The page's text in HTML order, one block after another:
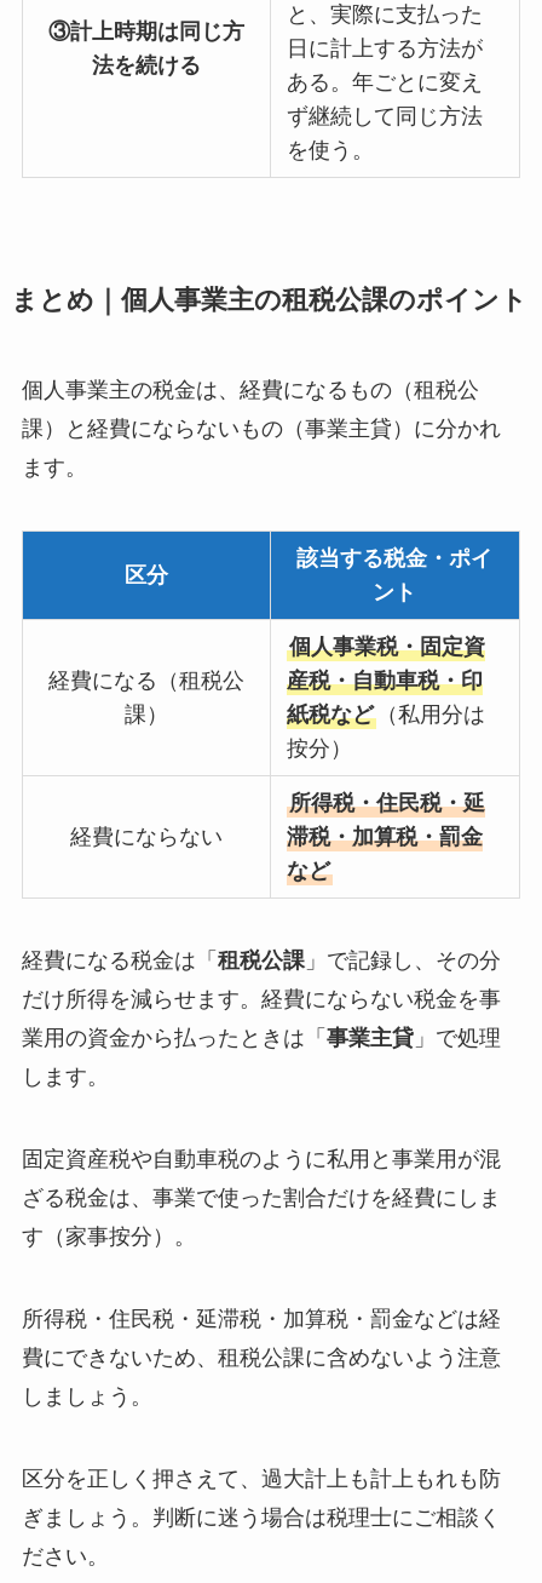
③計上時期は同じ方
法を続ける
と、実際に支払った
日に計上する方法が
ある。年ごとに変え
ず継続して同じ方法
を使う。
まとめ｜個人事業主の租税公課のポイント
個人事業主の税金は、経費になるもの（租税公
課）と経費にならないもの（事業主貸）に分かれ
ます。
区分
該当する税金・ポイ
ント
経費になる（租税公
課）
個人事業税・固定資
産税・自動車税・印
紙税など （私用分は
按分）
経費にならない
所得税・住民税・延
滞税・加算税・罰金
など
経費になる税金は「 租税公課」で記録し、その分
だけ所得を減らせます。経費にならない税金を事
業用の資金から払ったときは「 事業主貸」で処理
します。
固定資産税や自動車税のように私用と事業用が混
ざる税金は、事業で使った割合だけを経費にしま
す（家事按分）。
所得税・住民税・延滞税・加算税・罰金などは経
費にできないため、租税公課に含めないよう注意
しましょう。
区分を正しく押さえて、過大計上も計上もれも防
ぎましょう。判断に迷う場合は税理士にご相談く
ださい。